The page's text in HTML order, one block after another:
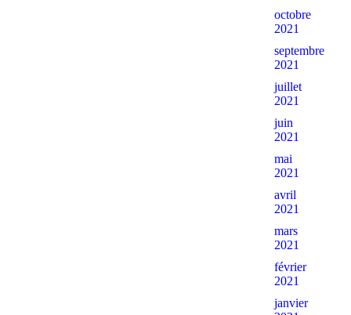
octobre
2021
septembre
2021
juillet
2021
juin
2021
mai
2021
avril
2021
mars
2021
février
2021
janvier